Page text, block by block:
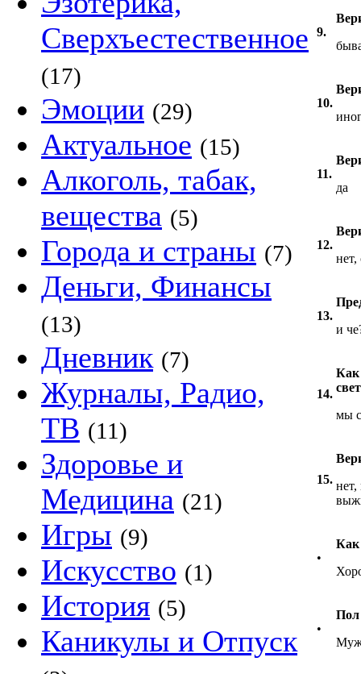
Сверхъестественное
(17)
Эмоции (29)
Актуальное (15)
Алкоголь, табак,
вещества (5)
Города и страны (7)
Деньги, Финансы
(13)
Дневник (7)
Журналы, Радио,
ТВ (11)
Здоровье и
Медицина (21)
Игры (9)
Искусство (1)
История (5)
Каникулы и Отпуск
9.
10.
11.
да
12.
13.
и
14.
Как
мы
15. нет,
•
Как
•
Пол